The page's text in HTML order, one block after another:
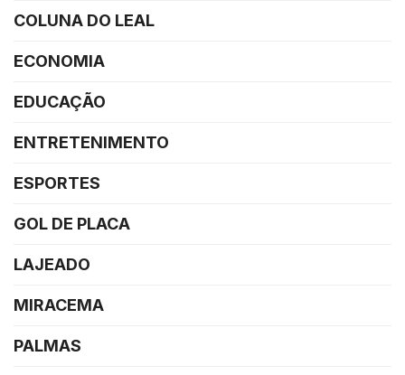
COLUNA DO LEAL
ECONOMIA
EDUCAÇÃO
ENTRETENIMENTO
ESPORTES
GOL DE PLACA
LAJEADO
MIRACEMA
PALMAS